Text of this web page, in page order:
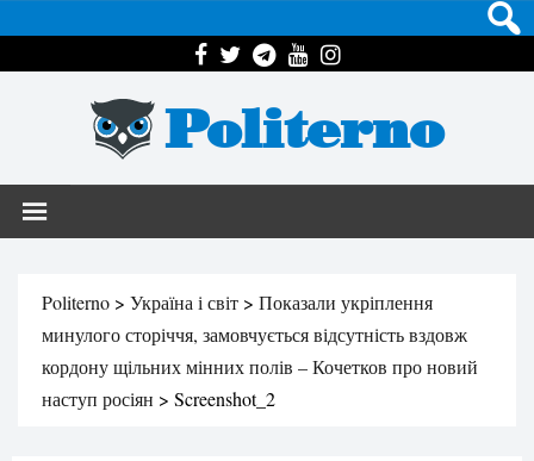
Politerno
Politerno > Україна і світ > Показали укріплення
минулого сторіччя, замовчується відсутність вздовж
кордону щільних мінних полів – Кочетков про новий
наступ росіян > Screenshot_2